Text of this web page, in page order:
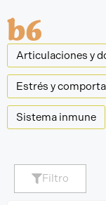
b6
Articulaciones y
Estrés y
Sistema inmune
Filtro